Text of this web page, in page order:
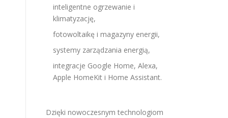
inteligentne ogrzewanie i
klimatyzację,
fotowoltaikę i magazyny energii,
systemy zarządzania energią,
integracje Google Home, Alexa,
Apple HomeKit i Home Assistant.
Dzięki nowoczesnym technologiom